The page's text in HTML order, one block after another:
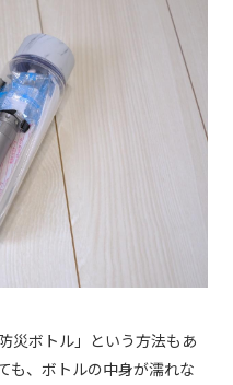
災ボトル」という方法もあ
も、ボトルの中身が濡れな